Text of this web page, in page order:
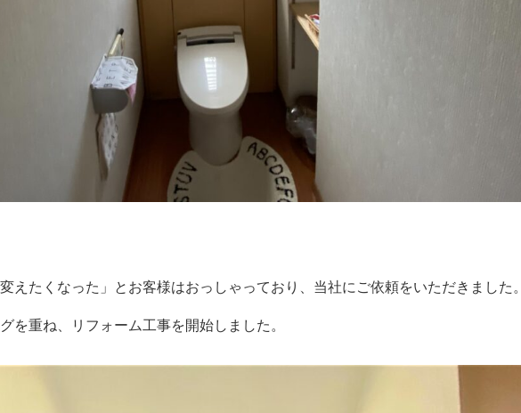
えたくなった」とお客様はおっしゃっており、当社にご依頼をいただきました。
を重ね、リフォーム工事を開始しました。